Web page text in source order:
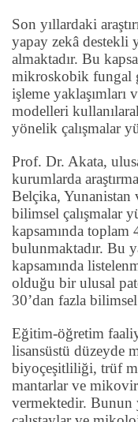
Son yıllardaki
yapay zekâ destekli
almaktadır. Bu
mikroskobik fungal
işleme yaklaşımları
modelleri
yönelik çalışmalar
Prof. Dr. Akata,
kurumlarda
Belçika,
bilimsel çalışmalar
kapsamında toplam
bulunmaktadır. Bu
kapsamında
olduğu bir ulusal
30’dan fazla
Eğitim-öğretim
lisansüstü düzeyde
biyoçeşitliliği, trüf
mantarlar ve
vermektedir. Bunun